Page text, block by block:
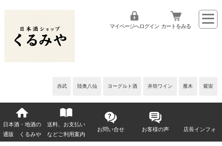
赤武 陸奥八仙 ヨーグルト酒 井筒ワイン 雁木 紫宙
マイページへログイン カートをみる
日本酒・地酒の
通販 くるみや
送料、お支払い
などご利用案内
お問い合せ お客様の声 店長インフォ